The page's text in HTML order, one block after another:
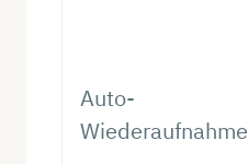
Auto-
Wiederaufnahme